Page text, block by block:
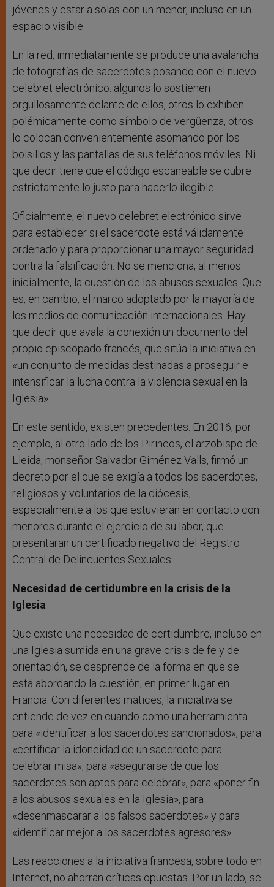
jóvenes y estar a solas con un menor, incluso en un
espacio visible.
En la red, inmediatamente se produce una avalancha
de fotografías de sacerdotes posando con el nuevo
celebret electrónico: algunos lo sostienen
orgullosamente delante de ellos, otros lo exhiben
polémicamente como símbolo de vergüenza, otros
lo colocan convenientemente asomando por los
bolsillos y las pantallas de sus teléfonos móviles. Ni
que decir tiene que el código escaneable se cubre
estrictamente lo justo para hacerlo ilegible.
Oficialmente, el nuevo celebret electrónico sirve
para establecer si el sacerdote está válidamente
ordenado y para proporcionar una mayor seguridad
contra la falsificación. No se menciona, al menos
inicialmente, la cuestión de los abusos sexuales. Que
es, en cambio, el marco adoptado por la mayoría de
los medios de comunicación internacionales. Hay
que decir que avala la conexión un documento del
propio episcopado francés, que sitúa la iniciativa en
«un conjunto de medidas destinadas a proseguir e
intensificar la lucha contra la violencia sexual en la
Iglesia».
En este sentido, existen precedentes. En 2016, por
ejemplo, al otro lado de los Pirineos, el arzobispo de
Lleida, monseñor Salvador Giménez Valls, firmó un
decreto por el que se exigía a todos los sacerdotes,
religiosos y voluntarios de la diócesis,
especialmente a los que estuvieran en contacto con
menores durante el ejercicio de su labor, que
presentaran un certificado negativo del Registro
Central de Delincuentes Sexuales.
Necesidad de certidumbre en la crisis de la
Iglesia
Que existe una necesidad de certidumbre, incluso en
una Iglesia sumida en una grave crisis de fe y de
orientación, se desprende de la forma en que se
está abordando la cuestión, en primer lugar en
Francia. Con diferentes matices, la iniciativa se
entiende de vez en cuando como una herramienta
para «identificar a los sacerdotes sancionados», para
«certificar la idoneidad de un sacerdote para
celebrar misa», para «asegurarse de que los
sacerdotes son aptos para celebrar», para «poner fin
a los abusos sexuales en la Iglesia», para
«desenmascarar a los falsos sacerdotes» y para
«identificar mejor a los sacerdotes agresores».
Las reacciones a la iniciativa francesa, sobre todo en
Internet, no ahorran críticas opuestas. Por un lado, se